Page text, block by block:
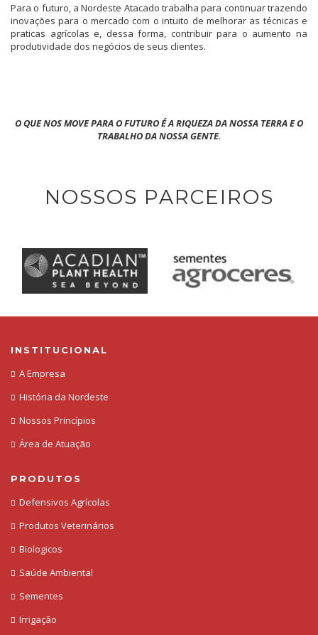
Para o futuro, a Nordeste Atacado trabalha para continuar trazendo
inovações para o mercado com o intuito de melhorar as técnicas e
praticas agrícolas e, dessa forma, contribuir para o aumento na
produtividade dos negócios de seus clientes.
O QUE NOS MOVE PARA O FUTURO É A RIQUEZA DA NOSSA TERRA E O
TRABALHO DA NOSSA GENTE.
NOSSOS PARCEIROS
INSTITUCIONAL
A Empresa
História da Nordeste
Nossos Princípios
Área de Atuação
PRODUTOS
Defensivos Agrícolas
Produtos Veterinários
Biologicos
Saúde Ambiental
Sementes
Irrigação